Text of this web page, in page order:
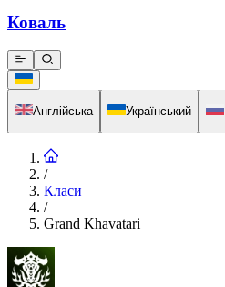
Коваль
Англійська Український
/
Класи
/
Grand Khavatari